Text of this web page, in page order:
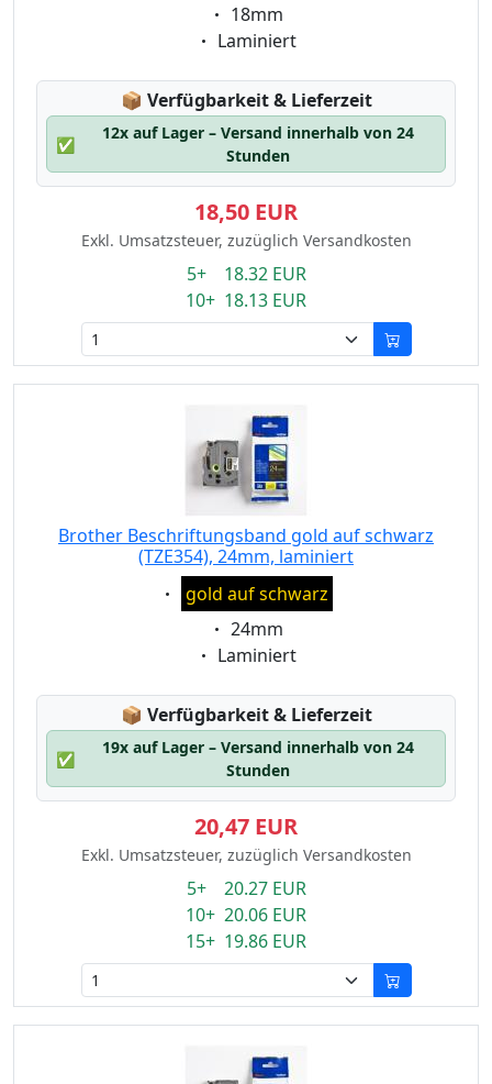
Eigenschaft:
18mm
Eigenschaft:
Laminiert
📦 Lagerstatus:
Verfügbarkeit & Lieferzeit
✅
12x auf Lager – Versand innerhalb von 24
Stunden
18,50 EUR
Exkl. Umsatzsteuer, zuzüglich Versandkosten
5+ 18.32 EUR
10+ 18.13 EUR
Brother Beschriftungsband gold auf schwarz
(TZE354), 24mm, laminiert
Eigenschaft:
gold auf schwarz
Eigenschaft:
24mm
Eigenschaft:
Laminiert
📦 Lagerstatus:
Verfügbarkeit & Lieferzeit
✅
19x auf Lager – Versand innerhalb von 24
Stunden
20,47 EUR
Exkl. Umsatzsteuer, zuzüglich Versandkosten
5+ 20.27 EUR
10+ 20.06 EUR
15+ 19.86 EUR